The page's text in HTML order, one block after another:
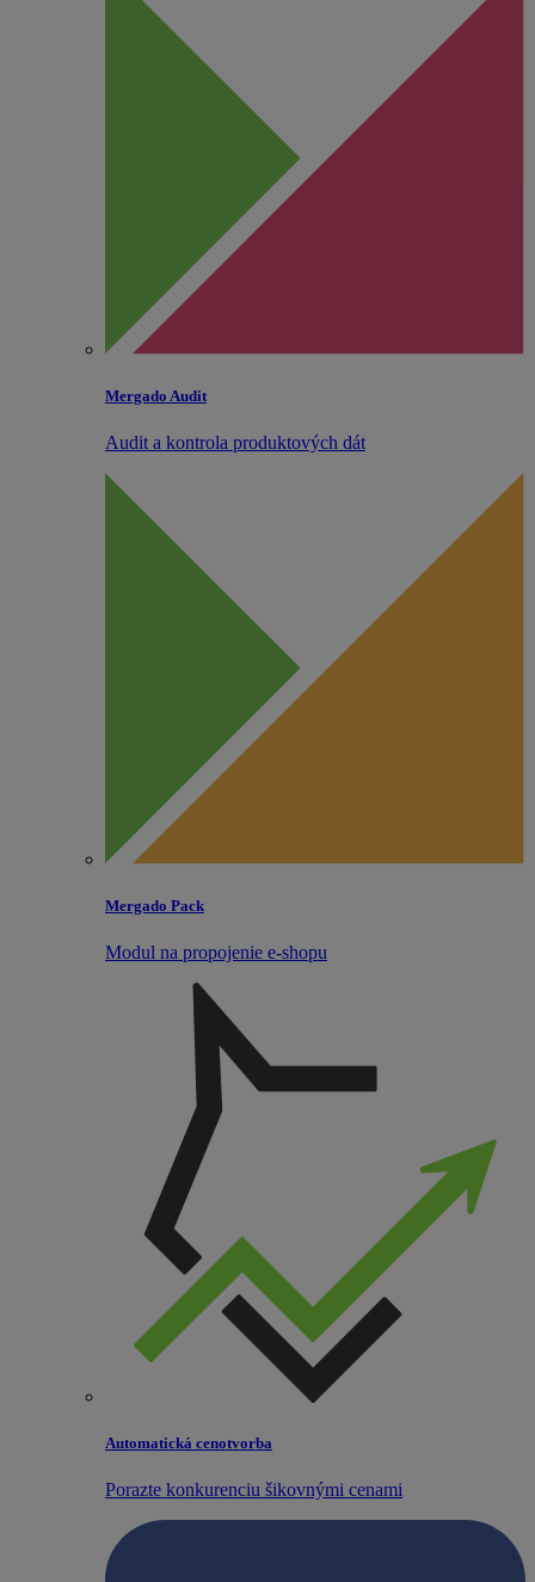
Mergado Audit
Audit a kontrola produktových dát
Mergado Pack
Modul na propojenie e‑shopu
Automatická cenotvorba
Porazte konkurenciu šikovnými cenami